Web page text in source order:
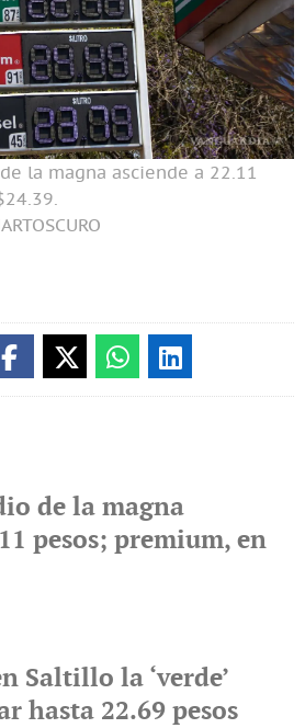
la magna asciende a 22.11
de la magna
pesos; premium, en
Saltillo la ‘verde’
hasta 22.69 pesos